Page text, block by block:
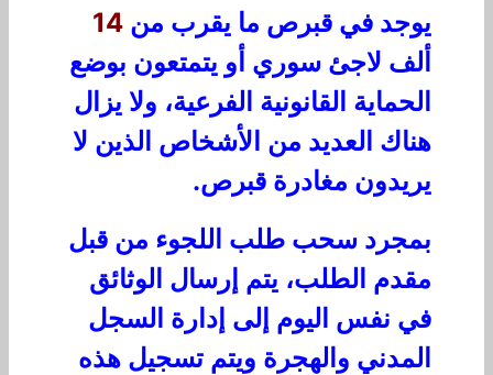
يوجد في قبرص ما يقرب من 14
ألف لاجئ سوري أو يتمتعون بوضع
الحماية القانونية الفرعية، ولا يزال
هناك العديد من الأشخاص الذين لا
يريدون مغادرة قبرص.
بمجرد سحب طلب اللجوء من قبل
مقدم الطلب، يتم إرسال الوثائق
في نفس اليوم إلى إدارة السجل
المدني والهجرة ويتم تسجيل هذه